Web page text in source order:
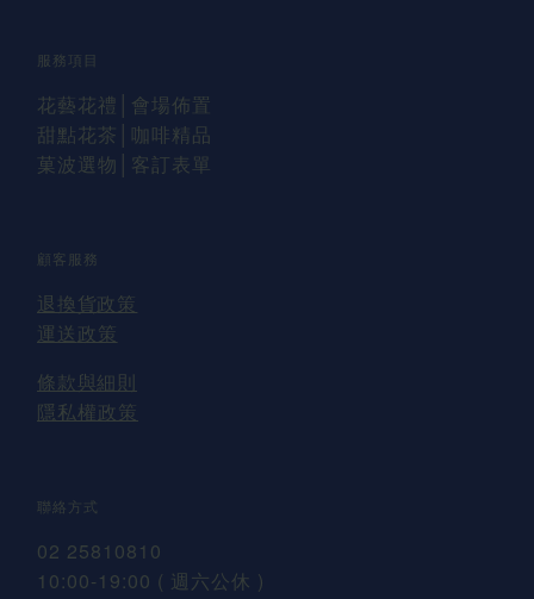
服務項目
花藝花禮
│會場佈置
甜點花茶│咖啡精品
菓波選物
客訂表單
顧客服務
退換貨政策
運送 政策
條款與細則
隱私權政策
聯絡方式
02 25810810
10:00-19:00 ( 週六公休 )